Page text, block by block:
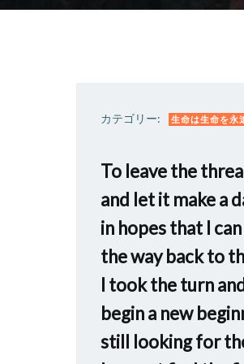
カテゴリー: 生命は生命を永
To leave the
and let it make a
in hopes that I
the way back to
I took the turn
begin a new
still looking for